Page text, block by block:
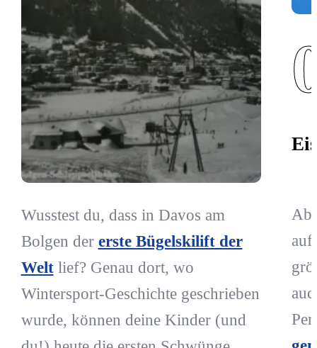
Wusstest du, dass in Davos am
Bolgen der erste Bügelskilift der
Weltlief? Genau dort, wo
Wintersport-Geschichte geschrieben
wurde, können deine Kinder (und
Ab
auf